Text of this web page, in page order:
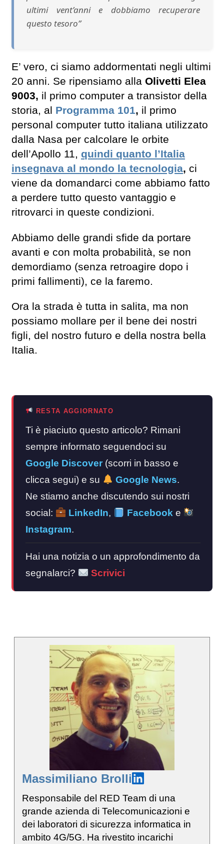
ultimi vent’anni e dobbiamo recuperare
questo tesoro”
E’ vero, ci siamo addormentati negli ultimi
20 anni. Se ripensiamo alla Olivetti Elea
9003, il primo computer a transistor della
storia, al Programma 101, il primo
personal computer tutto italiana utilizzato
dalla Nasa per calcolare le orbite
dell’Apollo 11, quindi quanto l’Italia
insegnava al mondo la tecnologia, ci
viene da domandarci come abbiamo fatto
a perdere tutto questo vantaggio e
ritrovarci in queste condizioni.
Abbiamo delle grandi sfide da portare
avanti e con molta probabilità, se non
demordiamo (senza retroagire dopo i
primi fallimenti), ce la faremo.
Ora la strada è tutta in salita, ma non
possiamo mollare per il bene dei nostri
figli, del nostro futuro e della nostra bella
Italia.
RESTA AGGIORNATO
Ti è piaciuto questo articolo? Rimani
sempre informato seguendoci su
Google Discover (scorri in basso e
clicca segui) e su
Google News.
Ne stiamo anche discutendo sui nostri
social:
LinkedIn, Facebook e
Instagram.
Hai una notizia o un approfondimento da
segnalarci?
Scrivici
Massimiliano Brolli
Responsabile del RED Team di una
grande azienda di Telecomunicazioni e
dei laboratori di sicurezza informatica in
ambito 4G/5G. Ha rivestito incarichi